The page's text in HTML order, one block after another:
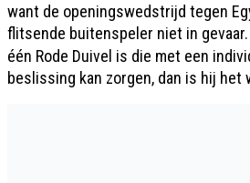
want de openingswedstrijd tegen
flitsende buitenspeler niet in
één Rode Duivel is die met een
beslissing kan zorgen, dan is hij het